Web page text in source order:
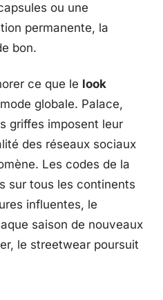
ou une
permanente, la
bon.
ce que le look
globale. Palace,
griffes imposent leur
des réseaux sociaux
Les codes de la
sur tous les continents
influentes, le
saison de nouveaux
le streetwear poursuit